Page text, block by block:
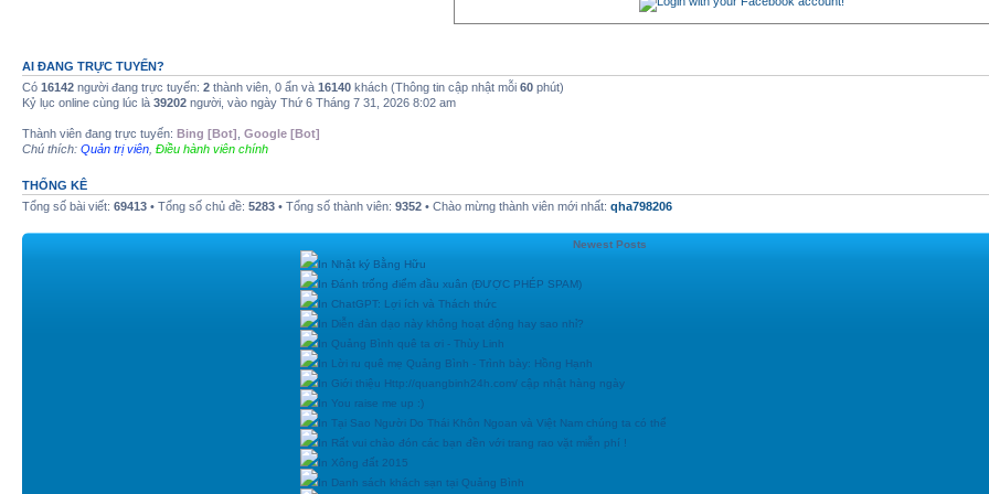
AI ĐANG TRỰC TUYẾN?
Có 16142 người đang trực tuyến: 2 thành viên, 0 ẩn và 16140 khách (Thông tin cập nhật mỗi 60 phút)
Kỷ lục online cùng lúc là 39202 người, vào ngày Thứ 6 Tháng 7 31, 2026 8:02 am
Thành viên đang trực tuyến: Bing [Bot] Google [Bot]
Chú thích: Quản trị viên Điều hành viên chính
THỐNG KÊ
Tổng số bài viết: 69413 • Tổng số chủ đề: 5283 • Tổng số thành viên: 9352 • Chào mừng thành viên mới nhất: qha798206
Newest Posts
In Nhật ký Bằng Hữu
In Đánh trống điểm đầu xuân (ĐƯỢC PHÉP SPAM)
In ChatGPT: Lợi ích và Thách thức
In Diễn đàn dạo này không hoạt động hay sao nhỉ?
In Quảng Bình quê ta ơi - Thùy Linh
In Lời ru quê mẹ Quảng Bình - Trình bày: Hồng Hạnh
In Giới thiệu Http://quangbinh24h.com/ cập nhật hàng ngày
In You raise me up :)
In Tại Sao Người Do Thái Khôn Ngoan và Việt Nam chúng ta có thể
In Rất vui chào đón các bạn đền với trang rao vặt miễn phí !
In Xông đất 2015
In Danh sách khách sạn tại Quảng Bình